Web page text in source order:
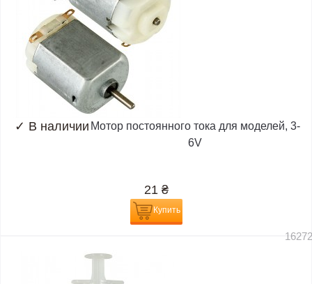
✓ В наличии Мотор постоянного тока для моделей, 3-
6V
21 ₴
Купить